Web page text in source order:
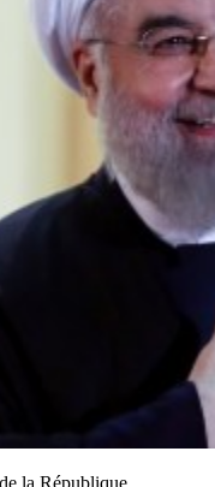
la République